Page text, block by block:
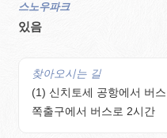
스노우파크
있음
찾아오시는 길
(1) 신치토세 공항에서 버
쪽출구에서 버스로 2시간